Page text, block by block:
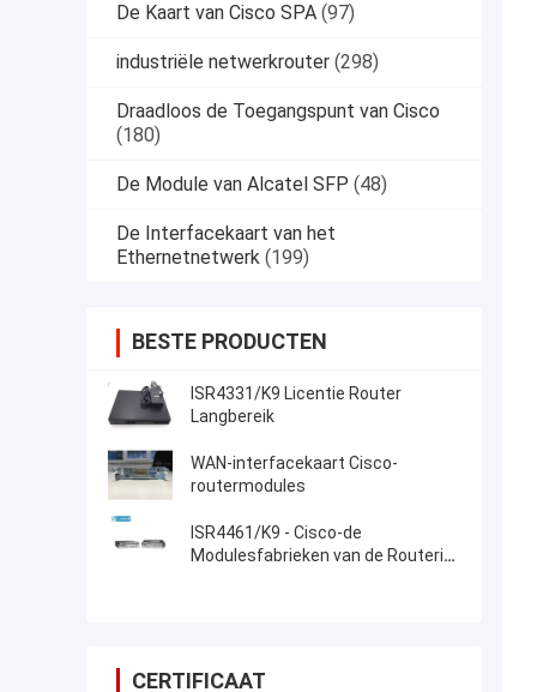
De Kaart van Cisco SPA (97)
industriële netwerkrouter (298)
Draadloos de Toegangspunt van Cisco
(180)
De Module van Alcatel SFP (48)
De Interfacekaart van het
Ethernetnetwerk (199)
BESTE PRODUCTEN
ISR4331/K9 Licentie Router
Langbereik
WAN-interfacekaart Cisco-
routermodules
ISR4461/K9 - Cisco-de
Modulesfabrieken van de Routerisr
CERTIFICAAT